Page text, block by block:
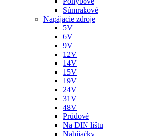
Súmrakové
Napájacie zdroje
5V
6V
9V
12V
14V
15V
19V
24V
31V
48V
Prúdové
Na DIN lištu
Nabíjačky